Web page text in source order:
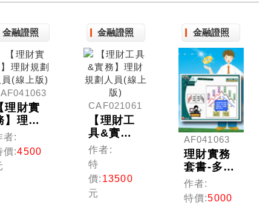
金融證照
理財實
】理財
劃人員
上版)
者:
價:4500
金融證照
CAF021061
【理財工
具&實
務】理財
規劃人員
(線上版)
作者:
特
價: 13500
元
金融證照
AF041063
理財實務
套書-多媒
體課程(理
財規劃人
員)
作者:
特價:5000